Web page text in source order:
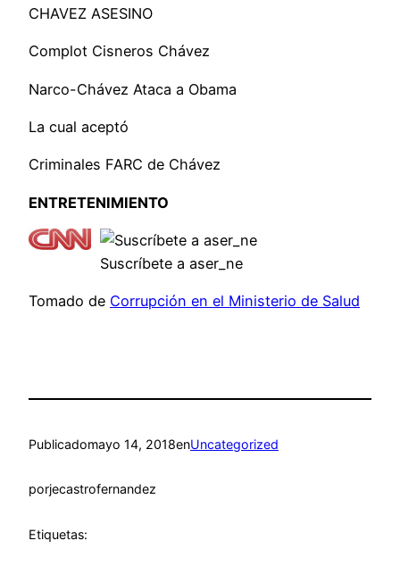
CHAVEZ ASESINO
Complot Cisneros Chávez
Narco-Chávez Ataca a Obama
La cual aceptó
Criminales FARC de Chávez
ENTRETENIMIENTO
Suscríbete a aser_ne
Tomado de Corrupción en el Ministerio de Salud
Publicadomayo 14, 2018enUncategorized
porjecastrofernandez
Etiquetas: